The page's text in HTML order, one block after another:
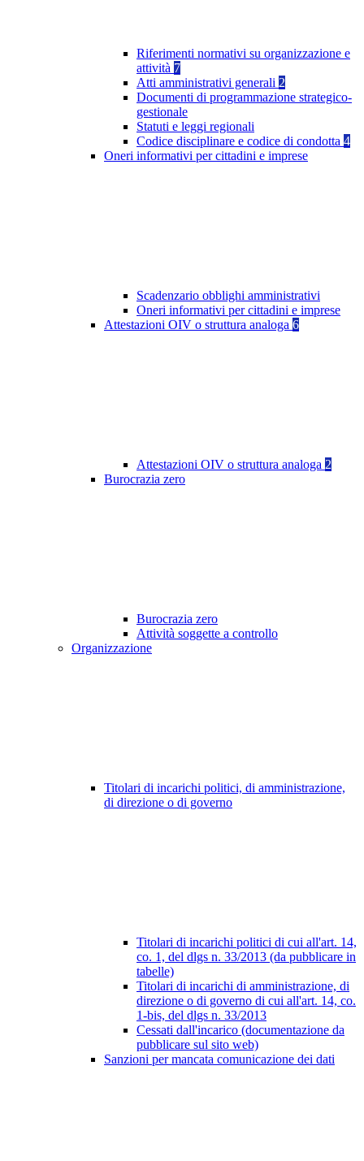
Riferimenti normativi su organizzazione e
attività 7
Atti amministrativi generali 2
Documenti di programmazione strategico-
gestionale
Statuti e leggi regionali
Codice disciplinare e codice di condotta 4
Oneri informativi per cittadini e imprese
Scadenzario obblighi amministrativi
Oneri informativi per cittadini e imprese
Attestazioni OIV o struttura analoga 6
Attestazioni OIV o struttura analoga 2
Burocrazia zero
Burocrazia zero
Attività soggette a controllo
Organizzazione
Titolari di incarichi politici, di amministrazione,
di direzione o di governo
Titolari di incarichi politici di cui all'art. 14,
co. 1, del dlgs n. 33/2013 (da pubblicare in
tabelle)
Titolari di incarichi di amministrazione, di
direzione o di governo di cui all'art. 14, co.
1-bis, del dlgs n. 33/2013
Cessati dall'incarico (documentazione da
pubblicare sul sito web)
Sanzioni per mancata comunicazione dei dati